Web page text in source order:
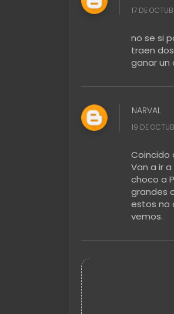
17 DE
no se si
traen
ganar un
NARVAL
19 DE
Coincido
Van a ir
choco a
grandes
estos no
vemos.